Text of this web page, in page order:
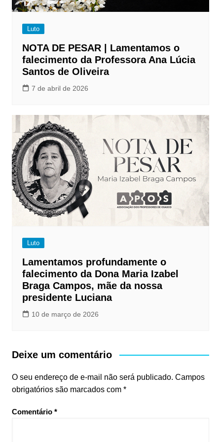
Luto
NOTA DE PESAR | Lamentamos o
falecimento da Professora Ana Lúcia
Santos de Oliveira
7 de abril de 2026
Luto
Lamentamos profundamente o
falecimento da Dona Maria Izabel
Braga Campos, mãe da nossa
presidente Luciana
10 de março de 2026
Deixe um comentário
O seu endereço de e-mail não será publicado. Campos
obrigatórios são marcados com *
Comentário *